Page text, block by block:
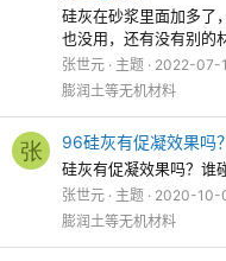
硅灰在砂浆里面加多了
也没用，还有没有别的
张世元 主题 2022-07-
膨润土等无机材料
张 96硅灰有促凝效果吗
硅灰有促凝效果吗？谁
张世元 主题 2020-10-
膨润土等无机材料